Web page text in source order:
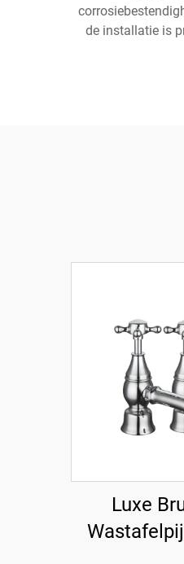
de installatie is
Luxe